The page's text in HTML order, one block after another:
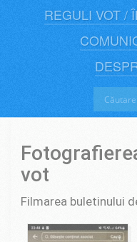
REGULI VOT /
vot
Filmarea buletinului